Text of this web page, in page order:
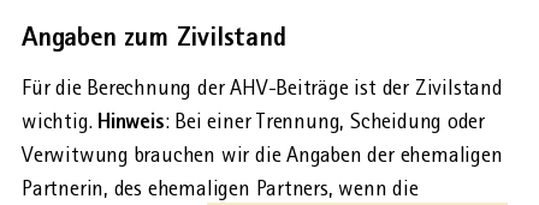
Angaben zum Zivilstand
Für die Berechnung der AHV-Beiträge ist der Zivilstand
wichtig. Hinweis: Bei einer Trennung, Scheidung oder
Verwitwung brauchen wir die Angaben der ehemaligen
Partnerin, des ehemaligen Partners, wenn die